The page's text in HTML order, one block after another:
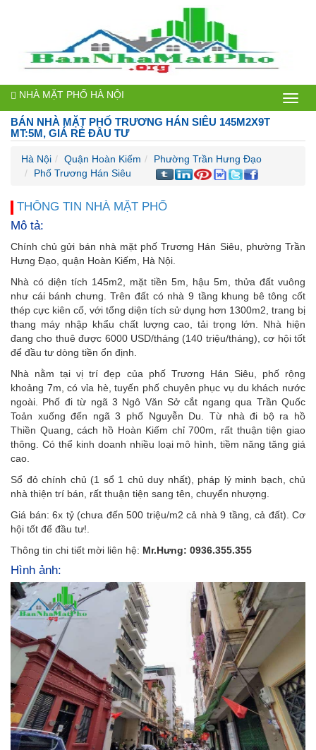
Bán
NHÀ MẶT PHỐ HÀ NỘI
BÁN NHÀ MẶT PHỐ TRƯƠNG HÁN SIÊU 145M2X9T
MT:5M, GIÁ RẺ ĐẦU TƯ
Hà Nội Quận Hoàn Kiếm
Phường Trần Hưng Đạo
Phố Trương Hán Siêu
THÔNG TIN NHÀ MẶT PHỐ
Mô tả:
Chính chủ gửi bán nhà mặt phố Trương Hán Siêu, phường Trần
Hưng Đạo, quận Hoàn Kiếm, Hà Nội.
Nhà có diện tích 145m2, mặt tiền 5m, hậu 5m, thửa đất vuông
như cái bánh chưng. Trên đất có nhà 9 tầng khung bê tông cốt
thép cực kiên cố, với tổng diện tích sử dụng hơn 1300m2, trang bị
thang máy nhập khẩu chất lượng cao, tải trọng lớn. Nhà hiện
đang cho thuê được 6000 USD/tháng (140 triệu/tháng), cơ hội tốt
để đầu tư dòng tiền ổn định.
Nhà nằm tại vị trí đẹp của phố Trương Hán Siêu, phố rộng
khoảng 7m, có vỉa hè, tuyến phố chuyên phục vụ du khách nước
ngoài. Phố đi từ ngã 3 Ngô Văn Sở cắt ngang qua Trần Quốc
Toản xuống đến ngã 3 phố Nguyễn Du. Từ nhà đi bộ ra hồ
Thiền Quang, cách hồ Hoàn Kiếm chỉ 700m, rất thuận tiện giao
thông. Có thể kinh doanh nhiều loại mô hình, tiềm năng tăng giá
cao.
Sổ đỏ chính chủ (1 sổ 1 chủ duy nhất), pháp lý minh bạch, chủ
nhà thiện trí bán, rất thuận tiện sang tên, chuyển nhượng.
Giá bán: 6x tỷ (chưa đến 500 triệu/m2 cả nhà 9 tầng, cả đất). Cơ
hội tốt để đầu tư!.
Thông tin chi tiết mời liên hệ: Mr.Hưng: 0936.355.355
Hình ảnh: